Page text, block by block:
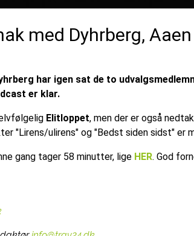
med Dyhrberg,
har igen sat de to
er klar.
Elitloppet, men der er også
"Lirens/ulirens" og "Bedst siden sidst" er
gang tager 58 minutter, lige HER. God